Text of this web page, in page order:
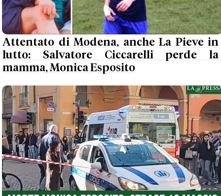
Attentato di Modena, anche La Pieve in
lutto: Salvatore Ciccarelli perde la
mamma, Monica Esposito